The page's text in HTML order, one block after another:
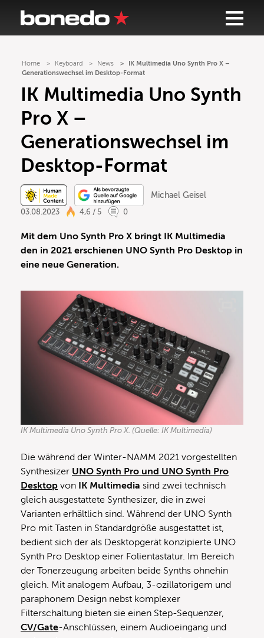
Home Keyboard News
IK Multimedia Uno Synth Pro X –
Generationswechsel im Desktop-Format
IK Multimedia Uno Synth
Pro X –
Generationswechsel im
Desktop-Format
Michael Geisel
03.08.2023
4,6 / 5 0
Mit dem Uno Synth Pro X bringt IK Multimedia
den in 2021 erschienen UNO Synth Pro Desktop in
eine neue Generation.
IK Multimedia Uno Synth Pro X. (Quelle: IK Multimedia)
Die während der Winter-NAMM 2021 vorgestellten
Synthesizer UNO Synth Pro und UNO Synth Pro
Desktop von IK Multimedia sind zwei technisch
gleich ausgestattete Synthesizer, die in zwei
Varianten erhältlich sind. Während der UNO Synth
Pro mit Tasten in Standardgröße ausgestattet ist,
bedient sich der als Desktopgerät konzipierte UNO
Synth Pro Desktop einer Folientastatur. Im Bereich
der Tonerzeugung arbeiten beide Synths ohnehin
gleich. Mit analogem Aufbau, 3-ozillatorigem und
paraphonem Design nebst komplexer
Filterschaltung bieten sie einen Step-Sequenzer,
CV/Gate-Anschlüssen, einem Audioeingang und